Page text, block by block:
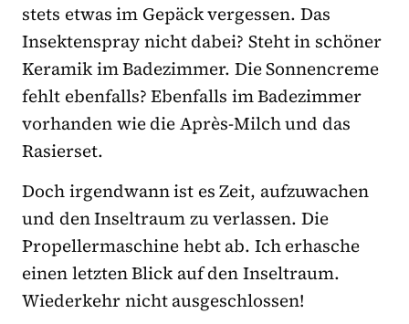
stets etwas im Gepäck vergessen. Das
Insektenspray nicht dabei? Steht in schöner
Keramik im Badezimmer. Die Sonnencreme
fehlt ebenfalls? Ebenfalls im Badezimmer
vorhanden wie die Après-Milch und das
Rasierset.
Doch irgendwann ist es Zeit, aufzuwachen
und den Inseltraum zu verlassen. Die
Propellermaschine hebt ab. Ich erhasche
einen letzten Blick auf den Inseltraum.
Wiederkehr nicht ausgeschlossen!